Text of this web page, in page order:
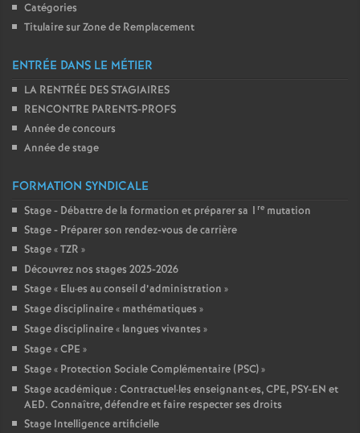
Catégories
Titulaire sur Zone de Remplacement
ENTRÉE DANS LE MÉTIER
LA RENTRÉE DES STAGIAIRES
RENCONTRE PARENTS-PROFS
Année de concours
Année de stage
FORMATION SYNDICALE
Stage - Débattre de la formation et préparer sa 1 re mutation
Stage - Préparer son rendez-vous de carrière
Stage «TZR »
Découvrez nos stages 2025-2026
Stage « Elu·es au conseil d’administration »
Stage disciplinaire « mathématiques »
Stage disciplinaire « langues vivantes »
Stage «CPE »
Stage « Protection Sociale Complémentaire (PSC)»
Stage académique : Contractuel·les enseignant·es, CPE, PSY-EN et
AED. Connaître, défendre et faire respecter ses droits
Stage Intelligence artificielle